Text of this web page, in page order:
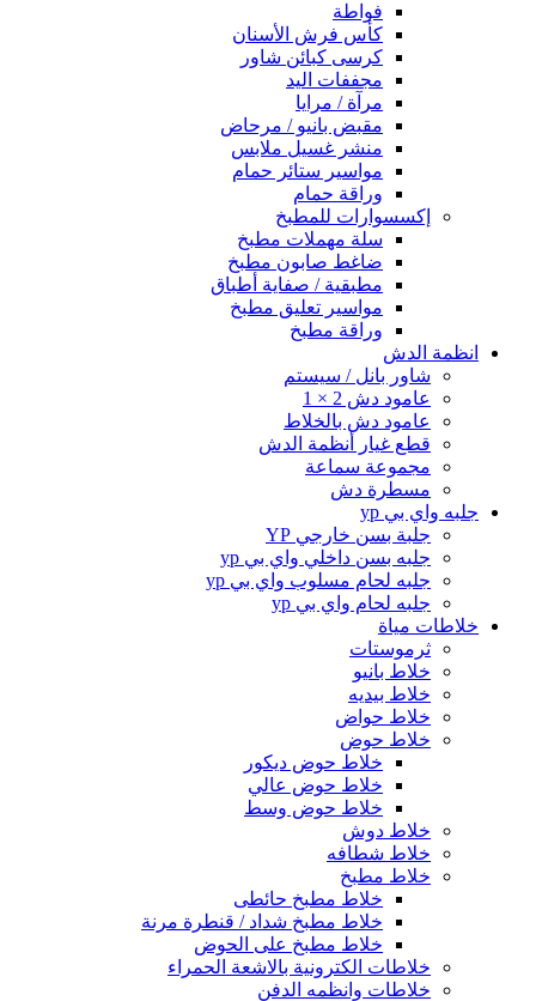
فواطة
كأس فرش الأسنان
كرسى كبائن شاور
مجففات اليد
مرآة / مرايا
مقبض بانيو / مرحاض
منشر غسيل ملابس
مواسير ستائر حمام
وراقة حمام
إكسسوارات للمطبخ
سلة مهملات مطبخ
ضاغط صابون مطبخ
مطبقية / صفاية أطباق
مواسير تعليق مطبخ
وراقة مطبخ
انظمة الدش
شاور بانل / سيستم
عامود دش 2 × 1
عامود دش بالخلاط
قطع غيار أنظمة الدش
مجموعة سماعة
مسطرة دش
جلبه واي بي yp
جلبة بسن خارجي YP
جلبه بسن داخلي واي بي yp
جلبه لحام مسلوب واي بي yp
جلبه لحام واي بي yp
خلاطات مياة
ثرموستات
خلاط بانيو
خلاط بيديه
خلاط حواض
خلاط حوض
خلاط حوض ديكور
خلاط حوض عالي
خلاط حوض وسط
خلاط دوش
خلاط شطافه
خلاط مطبخ
خلاط مطبخ حائطى
خلاط مطبخ شداد / قنطرة مرنة
خلاط مطبخ على الحوض
خلاطات الكترونية بالاشعة الحمراء
خلاطات وانظمه الدفن